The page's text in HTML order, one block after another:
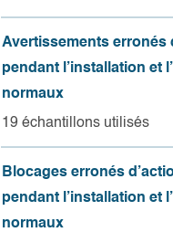
Avertissements erronés
pendant l’installation et
normaux
19 échantillons utilisés
Blocages erronés
pendant l’installation et
normaux